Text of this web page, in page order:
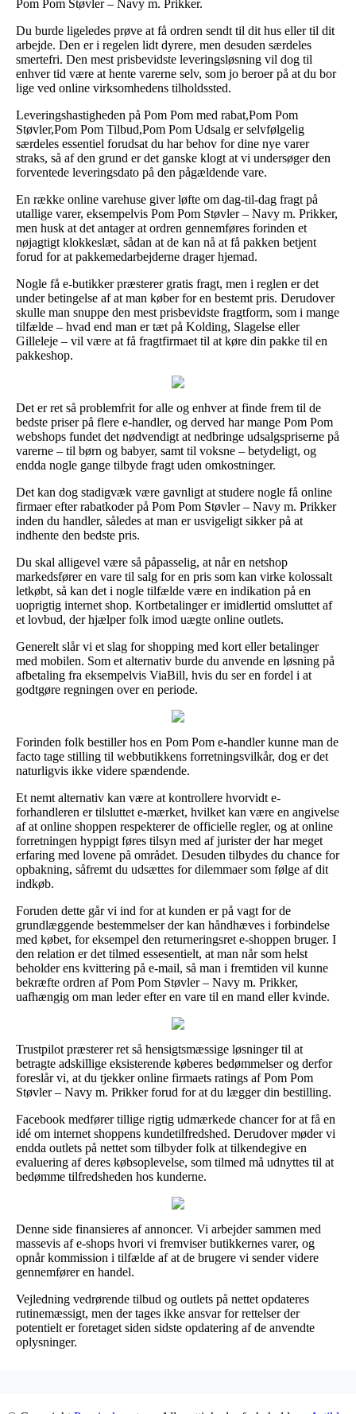
Pom Pom Støvler – Navy m. Prikker.
Du burde ligeledes prøve at få ordren sendt til dit hus eller til dit
arbejde. Den er i regelen lidt dyrere, men desuden særdeles
smertefri. Den mest prisbevidste leveringsløsning vil dog til
enhver tid være at hente varerne selv, som jo beroer på at du bor
lige ved online virksomhedens tilholdssted.
Leveringshastigheden på Pom Pom med rabat,Pom Pom
Støvler,Pom Pom Tilbud,Pom Pom Udsalg er selvfølgelig
særdeles essentiel forudsat du har behov for dine nye varer
straks, så af den grund er det ganske klogt at vi undersøger den
forventede leveringsdato på den pågældende vare.
En række online varehuse giver løfte om dag-til-dag fragt på
utallige varer, eksempelvis Pom Pom Støvler – Navy m. Prikker,
men husk at det antager at ordren gennemføres forinden et
nøjagtigt klokkeslæt, sådan at de kan nå at få pakken betjent
forud for at pakkemedarbejderne drager hjemad.
Nogle få e-butikker præsterer gratis fragt, men i reglen er det
under betingelse af at man køber for en bestemt pris. Derudover
skulle man snuppe den mest prisbevidste fragtform, som i mange
tilfælde – hvad end man er tæt på Kolding, Slagelse eller
Gilleleje – vil være at få fragtfirmaet til at køre din pakke til en
pakkeshop.
Det er ret så problemfrit for alle og enhver at finde frem til de
bedste priser på flere e-handler, og derved har mange Pom Pom
webshops fundet det nødvendigt at nedbringe udsalgspriserne på
varerne – til børn og babyer, samt til voksne – betydeligt, og
endda nogle gange tilbyde fragt uden omkostninger.
Det kan dog stadigvæk være gavnligt at studere nogle få online
firmaer efter rabatkoder på Pom Pom Støvler – Navy m. Prikker
inden du handler, således at man er usvigeligt sikker på at
indhente den bedste pris.
Du skal alligevel være så påpasselig, at når en netshop
markedsfører en vare til salg for en pris som kan virke kolossalt
letkøbt, så kan det i nogle tilfælde være en indikation på en
uoprigtig internet shop. Kortbetalinger er imidlertid omsluttet af
et lovbud, der hjælper folk imod uægte online outlets.
Generelt slår vi et slag for shopping med kort eller betalinger
med mobilen. Som et alternativ burde du anvende en løsning på
afbetaling fra eksempelvis ViaBill, hvis du ser en fordel i at
godtgøre regningen over en periode.
Forinden folk bestiller hos en Pom Pom e-handler kunne man de
facto tage stilling til webbutikkens forretningsvilkår, dog er det
naturligvis ikke videre spændende.
Et nemt alternativ kan være at kontrollere hvorvidt e-
forhandleren er tilsluttet e-mærket, hvilket kan være en angivelse
af at online shoppen respekterer de officielle regler, og at online
forretningen hyppigt føres tilsyn med af jurister der har meget
erfaring med lovene på området. Desuden tilbydes du chance for
opbakning, såfremt du udsættes for dilemmaer som følge af dit
indkøb.
Foruden dette går vi ind for at kunden er på vagt for de
grundlæggende bestemmelser der kan håndhæves i forbindelse
med købet, for eksempel den returneringsret e-shoppen bruger. I
den relation er det tilmed essesentielt, at man når som helst
beholder ens kvittering på e-mail, så man i fremtiden vil kunne
bekræfte ordren af Pom Pom Støvler – Navy m. Prikker,
uafhængig om man leder efter en vare til en mand eller kvinde.
Trustpilot præsterer ret så hensigtsmæssige løsninger til at
betragte adskillige eksisterende køberes bedømmelser og derfor
foreslår vi, at du tjekker online firmaets ratings af Pom Pom
Støvler – Navy m. Prikker forud for at du lægger din bestilling.
Facebook medfører tillige rigtig udmærkede chancer for at få en
idé om internet shoppens kundetilfredshed. Derudover møder vi
endda outlets på nettet som tilbyder folk at tilkendegive en
evaluering af deres købsoplevelse, som tilmed må udnyttes til at
bedømme tilfredsheden hos kunderne.
Denne side finansieres af annoncer. Vi arbejder sammen med
massevis af e-shops hvori vi fremviser butikkernes varer, og
opnår kommission i tilfælde af at de brugere vi sender videre
gennemfører en handel.
Vejledning vedrørende tilbud og outlets på nettet opdateres
rutinemæssigt, men der tages ikke ansvar for rettelser der
potentielt er foretaget siden sidste opdatering af de anvendte
oplysninger.